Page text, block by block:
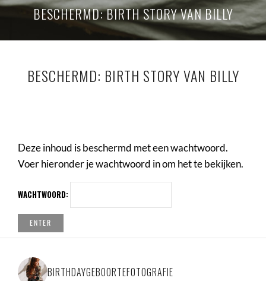
BESCHERMD: BIRTH STORY VAN BILLY
BESCHERMD: BIRTH STORY VAN BILLY
Deze inhoud is beschermd met een wachtwoord.
Voer hieronder je wachtwoord in om het te bekijken.
WACHTWOORD:
BIRTHDAYGEBOORTEFOTOGRAFIE